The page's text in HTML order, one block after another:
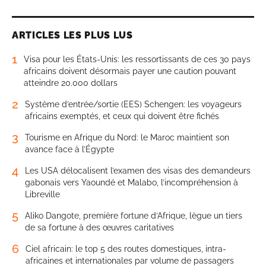
ARTICLES LES PLUS LUS
1
Visa pour les États-Unis: les ressortissants de ces 30 pays
africains doivent désormais payer une caution pouvant
atteindre 20.000 dollars
2
Système d’entrée/sortie (EES) Schengen: les voyageurs
africains exemptés, et ceux qui doivent être fichés
3
Tourisme en Afrique du Nord: le Maroc maintient son
avance face à l’Égypte
4
Les USA délocalisent l’examen des visas des demandeurs
gabonais vers Yaoundé et Malabo, l’incompréhension à
Libreville
5
Aliko Dangote, première fortune d’Afrique, lègue un tiers
de sa fortune à des œuvres caritatives
6
Ciel africain: le top 5 des routes domestiques, intra-
africaines et internationales par volume de passagers